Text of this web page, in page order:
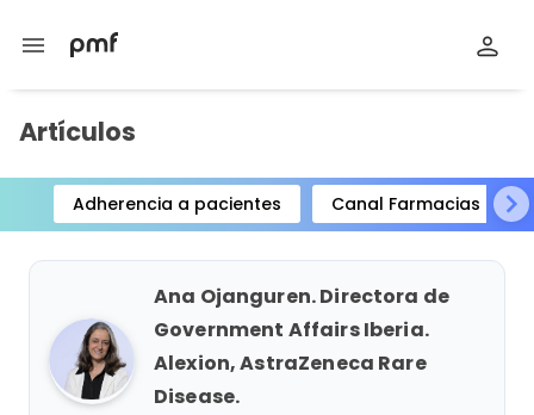
menu
Artículos
Adherencia a pacientes Canal Farmacias
Item
1
Ana Ojanguren. Directora de
Government Affairs Iberia.
Alexion, AstraZeneca Rare
Disease.